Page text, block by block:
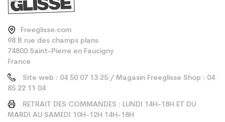
Freeglisse.com
98 B rue des champs plans
74800 Saint-Pierre en Faucigny
France
Site web : 04 50 07 13 25 / Magasin Freeglisse Shop : 04
85 22 11 04
RETRAIT DES COMMANDES : LUNDI 14H-18H ET DU
MARDI AU SAMEDI 10H-12H 14H-18H